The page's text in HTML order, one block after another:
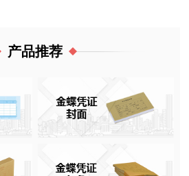
产品推荐